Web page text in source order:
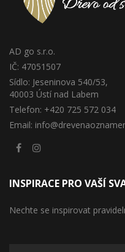
AD go s.r.o.
IČ: 47051507
Sídlo: Jeseninova 540/53,
40003 Ústí nad Labem
Telefon: +420 725 572 034
Email:
INSPIRACE PRO VAŠÍ
Nechte se inspirovat